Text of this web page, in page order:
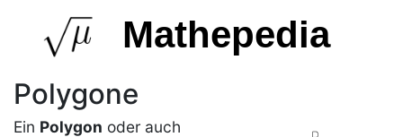
Mathepedia
Polygone
Ein Polygon oder auch